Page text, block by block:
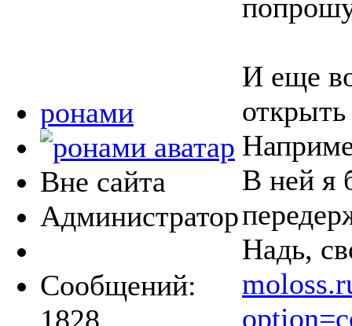
ронами
Вне сайта
Администратор
Сообщений:
1828
И еще
В ней я
Надь,